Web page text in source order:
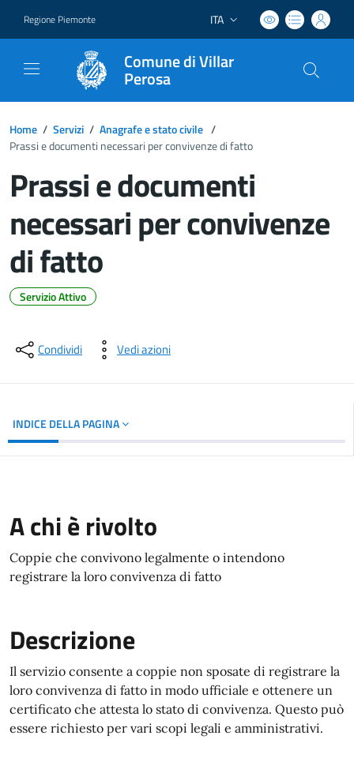
Regione Piemonte Lingua attiva:
ITA
Comune di Villar
Perosa
Home / Servizi / Anagrafe e stato civile /
Prassi e documenti necessari per convivenze di fatto
Prassi e documenti
necessari per convivenze
di fatto
Servizio Attivo
Condividi Vedi azioni
INDICE DELLA PAGINA
A chi è rivolto
Coppie che convivono legalmente o intendono
registrare la loro convivenza di fatto
Descrizione
Il servizio consente a coppie non sposate di registrare la
loro convivenza di fatto in modo ufficiale e ottenere un
certificato che attesta lo stato di convivenza. Questo può
essere richiesto per vari scopi legali e amministrativi.